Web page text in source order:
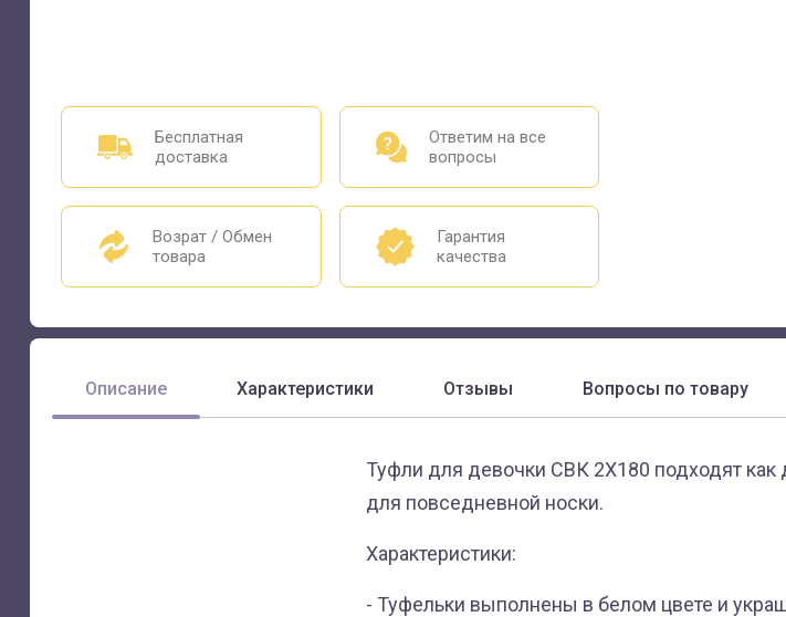
Бесплатная
доставка
Ответим на все
вопросы
Возрат / Обмен
товара
Гарантия
качества
Описание Характеристики Отзывы Вопросы по товару
Туфли для девочки СВК 2X180 подходят как
для повседневной носки.
Характеристики:
- Туфельки выполнены в белом цвете и